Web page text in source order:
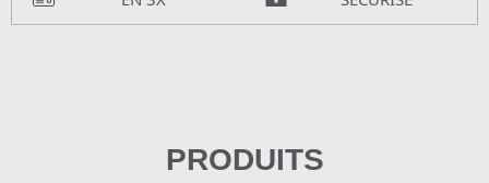
PRODUITS